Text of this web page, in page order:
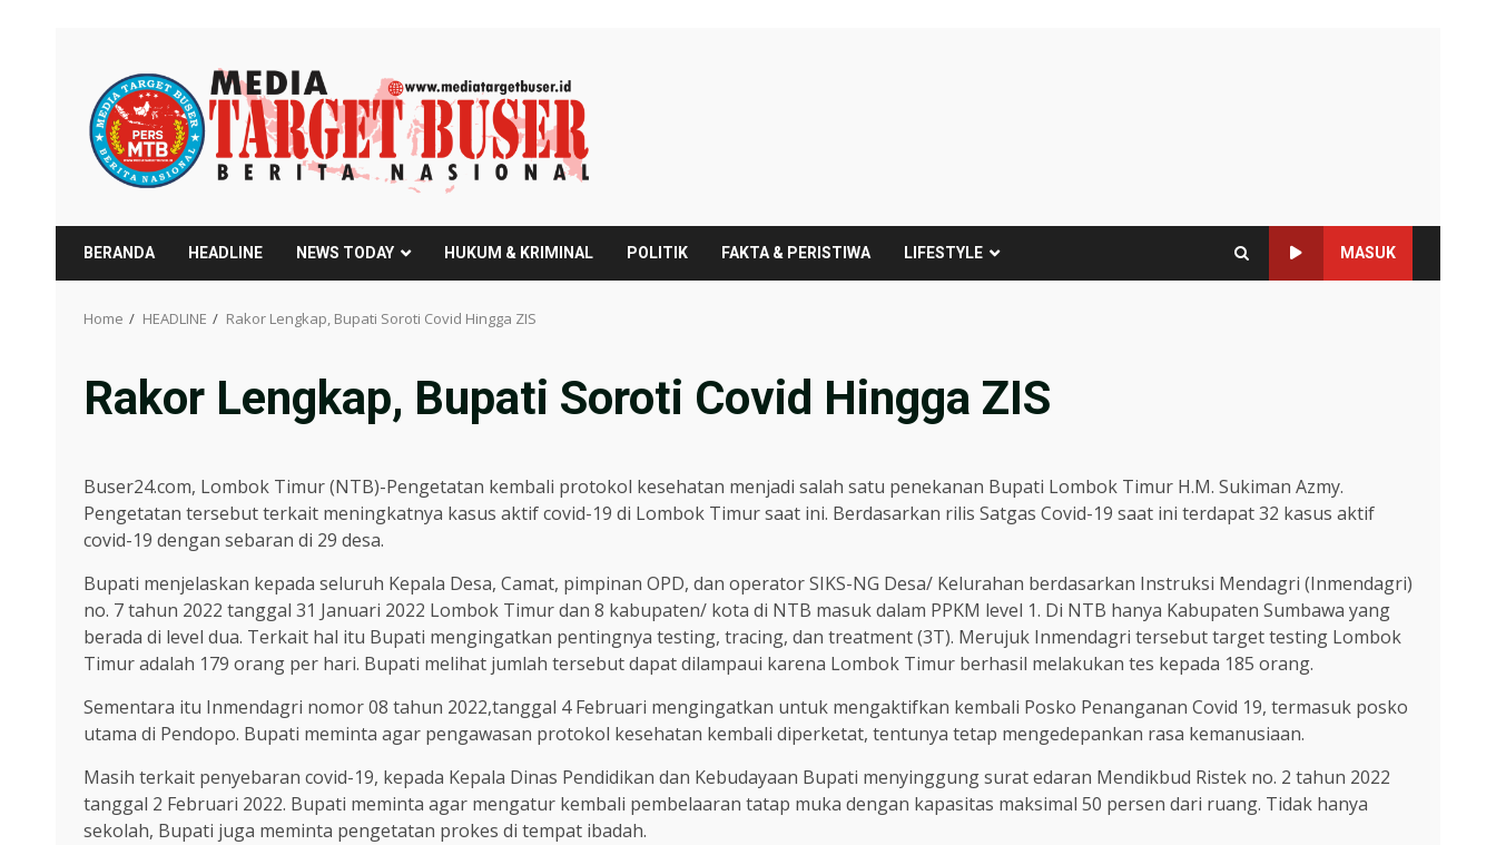
content
BERANDA HEADLINE NEWS TODAY HUKUM & KRIMINAL POLITIK FAKTA & PERISTIWA LIFESTYLE MASUK
Home HEADLINE Rakor Lengkap, Bupati Soroti Covid Hingga ZIS
Rakor Lengkap, Bupati Soroti Covid Hingga ZIS
Buser24.com, Lombok Timur (NTB)-Pengetatan kembali protokol kesehatan menjadi salah satu penekanan Bupati Lombok Timur H.M. Sukiman Azmy.
Pengetatan tersebut terkait meningkatnya kasus aktif covid-19 di Lombok Timur saat ini. Berdasarkan rilis Satgas Covid-19 saat ini terdapat 32 kasus aktif
covid-19 dengan sebaran di 29 desa.
Bupati menjelaskan kepada seluruh Kepala Desa, Camat, pimpinan OPD, dan operator SIKS-NG Desa/ Kelurahan berdasarkan Instruksi Mendagri (Inmendagri)
no. 7 tahun 2022 tanggal 31 Januari 2022 Lombok Timur dan 8 kabupaten/ kota di NTB masuk dalam PPKM level 1. Di NTB hanya Kabupaten Sumbawa yang
berada di level dua. Terkait hal itu Bupati mengingatkan pentingnya testing, tracing, dan treatment (3T). Merujuk Inmendagri tersebut target testing Lombok
Timur adalah 179 orang per hari. Bupati melihat jumlah tersebut dapat dilampaui karena Lombok Timur berhasil melakukan tes kepada 185 orang.
Sementara itu Inmendagri nomor 08 tahun 2022,tanggal 4 Februari mengingatkan untuk mengaktifkan kembali Posko Penanganan Covid 19, termasuk posko
utama di Pendopo. Bupati meminta agar pengawasan protokol kesehatan kembali diperketat, tentunya tetap mengedepankan rasa kemanusiaan.
Masih terkait penyebaran covid-19, kepada Kepala Dinas Pendidikan dan Kebudayaan Bupati menyinggung surat edaran Mendikbud Ristek no. 2 tahun 2022
tanggal 2 Februari 2022. Bupati meminta agar mengatur kembali pembelaaran tatap muka dengan kapasitas maksimal 50 persen dari ruang. Tidak hanya
sekolah, Bupati juga meminta pengetatan prokes di tempat ibadah.